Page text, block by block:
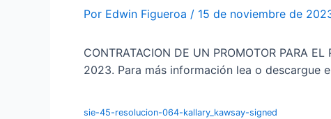
Por Edwin Figueroa / 15 de noviembre de
CONTRATACION DE UN PROMOTOR PARA
2023. Para más información lea o descargue
sie-45-resolucion-064-kallary_kawsay-signed